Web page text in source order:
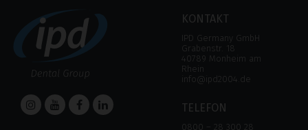
KONTAKT
IPD Germany GmbH
Grabenstr. 18
40789 Monheim am
Rhein
info@ipd2004.de
TELEFON
0800 – 28 300 28